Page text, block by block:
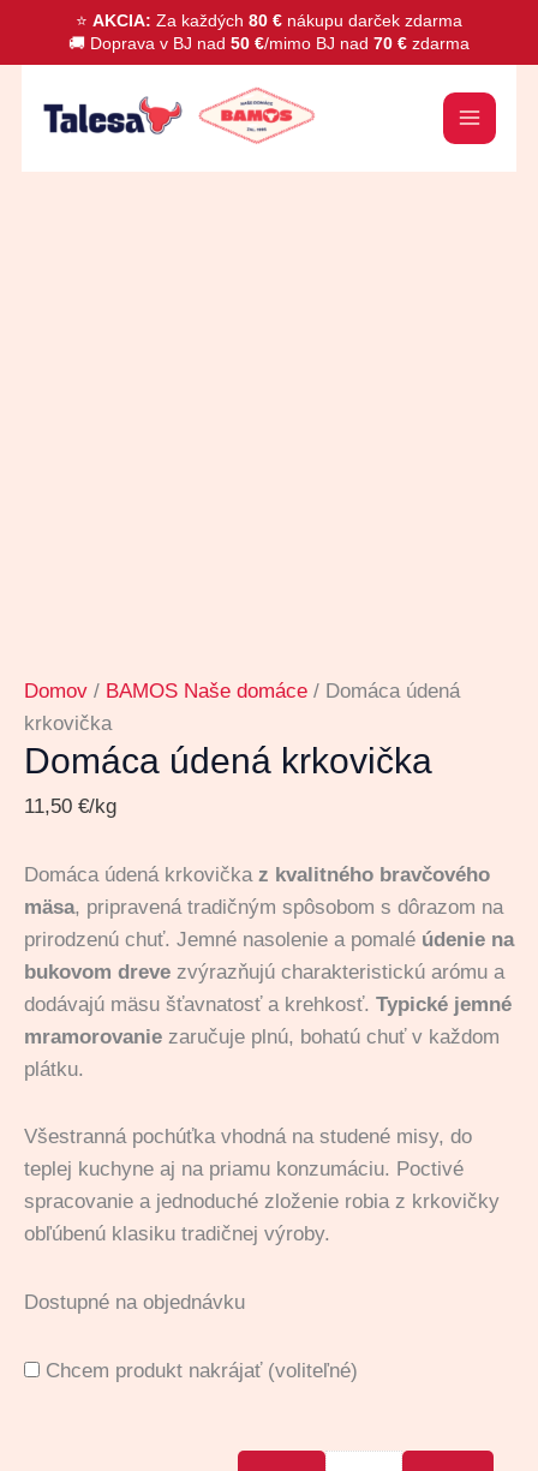
⭐ AKCIA: Za každých 80 € nákupu darček zdarma
🚚 Doprava v BJ nad 50 €/mimo BJ nad 70 € zdarma
Preskočiť
Domov / BAMOS Naše domáce / Domáca údená
krkovička
Domáca údená krkovička
11,50 €/kg
Domáca údená krkovička z kvalitného bravčového
mäsa, pripravená tradičným spôsobom s dôrazom na
prirodzenú chuť. Jemné nasolenie a pomalé údenie na
bukovom dreve zvýrazňujú charakteristickú arómu a
dodávajú mäsu šťavnatosť a krehkosť. Typické jemné
mramorovanie zaručuje plnú, bohatú chuť v každom
plátku.
Všestranná pochúťka vhodná na studené misy, do
teplej kuchyne aj na priamu konzumáciu. Poctivé
spracovanie a jednoduché zloženie robia z krkovičky
obľúbenú klasiku tradičnej výroby.
Dostupné na objednávku
Chcem produkt nakrájať (voliteľné)
Domáca
krkovička